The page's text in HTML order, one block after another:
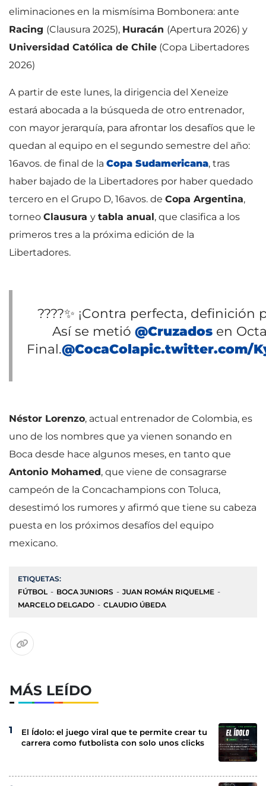
eliminaciones en la mismísima Bombonera: ante
Racing (Clausura 2025), Huracán (Apertura 2026) y
Universidad Católica de Chile (Copa Libertadores
2026)
A partir de este lunes, la dirigencia del Xeneize
estará abocada a la búsqueda de otro entrenador,
con mayor jerarquía, para afrontar los desafíos que le
quedan al equipo en el segundo semestre del año:
16avos. de final de la Copa Sudamericana, tras
haber bajado de la Libertadores por haber quedado
tercero en el Grupo D, 16avos. de Copa Argentina,
torneo Clausura y tabla anual, que clasifica a los
primeros tres a la próxima edición de la
Libertadores.
????✨ ¡Contra perfecta, definición
Así se metió @Cruzados en
Final.@CocaColapic.twitter.com/
Néstor Lorenzo, actual entrenador de Colombia, es
uno de los nombres que ya vienen sonando en
Boca desde hace algunos meses, en tanto que
Antonio Mohamed, que viene de consagrarse
campeón de la Concachampions con Toluca,
desestimó los rumores y afirmó que tiene su cabeza
puesta en los próximos desafíos del equipo
mexicano.
ETIQUETAS:
FÚTBOL
BOCA JUNIORS
JUAN ROMÁN RIQUELME
MARCELO DELGADO
CLAUDIO ÚBEDA
MÁS LEÍDO
El Ídolo: el juego viral que te permite crear tu
carrera como futbolista con solo unos clicks